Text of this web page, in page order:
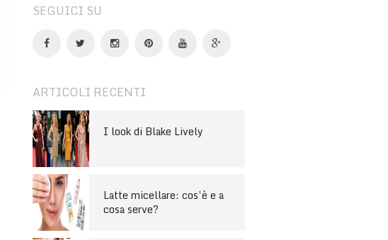
SEGUICI SU
ARTICOLI RECENTI
I look di Blake Lively
Latte micellare: cos’è e a
cosa serve?